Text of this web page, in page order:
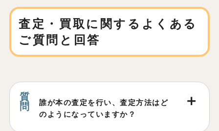
査定・買取に関する よくある
ご質問と回答
誰が本の査定を行い、査定方法はど
のようになっていますか？